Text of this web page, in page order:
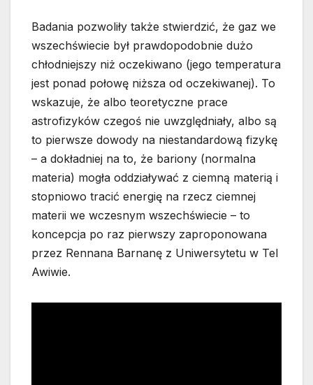
Badania pozwoliły także stwierdzić, że gaz we
wszechświecie był prawdopodobnie dużo
chłodniejszy niż oczekiwano (jego temperatura
jest ponad połowę niższa od oczekiwanej). To
wskazuje, że albo teoretyczne prace
astrofizyków czegoś nie uwzględniały, albo są
to pierwsze dowody na niestandardową fizykę
– a dokładniej na to, że bariony (normalna
materia) mogła oddziaływać z ciemną materią i
stopniowo tracić energię na rzecz ciemnej
materii we wczesnym wszechświecie – to
koncepcja po raz pierwszy zaproponowana
przez Rennana Barnanę z Uniwersytetu w Tel
Awiwie.